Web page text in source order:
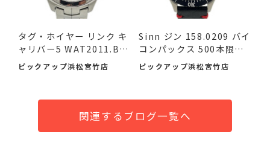
タグ・ホイヤー リンク キ
ャリバー5 WAT2011.BA
095...
ピックアップ浜松宮竹店
Sinn ジン 158.0209 バイ
コンパックス 500本限定
品...
ピックアップ浜松宮竹店
関連するブログ一覧へ